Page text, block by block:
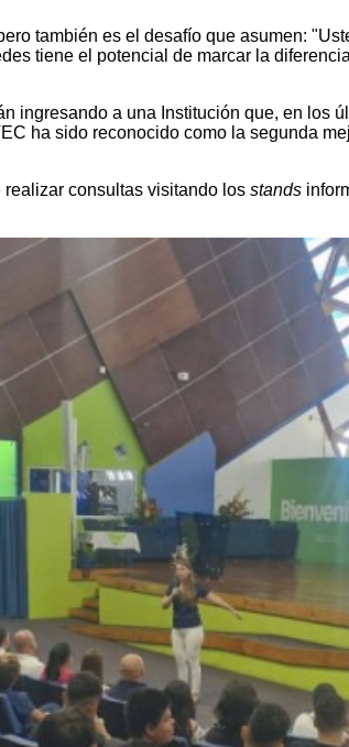
también es el desafío que asumen:
tiene el potencial de marcar la
ingresando a una Institución que, en
ha sido reconocido como la segunda
consultas visitando los stands